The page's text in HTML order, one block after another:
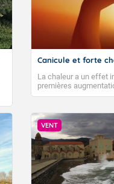
Canicule et forte
La chaleur a un effet
premières
VENT